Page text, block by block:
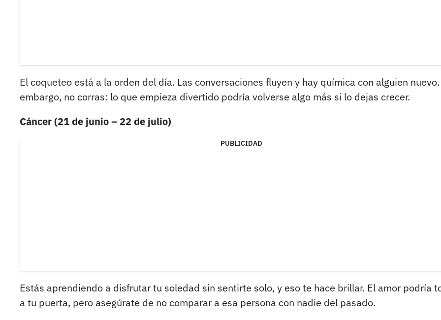
El coqueteo está a la orden del día. Las conversaciones fluyen y hay química con alguien
embargo, no corras: lo que empieza divertido podría volverse algo más si lo dejas crecer.
Cáncer (21 de junio – 22 de julio)
PUBLICIDAD
Estás aprendiendo a disfrutar tu soledad sin sentirte solo, y eso te hace brillar. El amor podría
a tu puerta, pero asegúrate de no comparar a esa persona con nadie del pasado.